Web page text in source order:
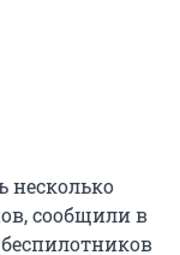
несколько
сообщили в